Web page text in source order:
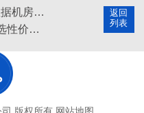
返回
列表
精致为某大型互联网数据机房兴建冷通道数据中心
定制监控立杆_如何挑选性价比更高立杆产品
版权所有 网站地图